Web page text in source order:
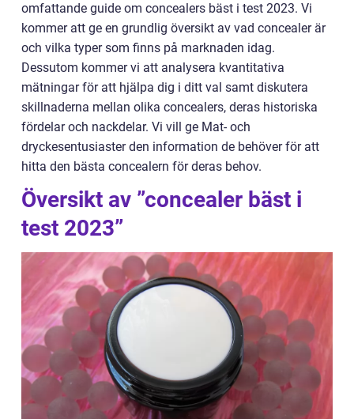
omfattande guide om concealers bäst i test 2023. Vi
kommer att ge en grundlig översikt av vad concealer är
och vilka typer som finns på marknaden idag.
Dessutom kommer vi att analysera kvantitativa
mätningar för att hjälpa dig i ditt val samt diskutera
skillnaderna mellan olika concealers, deras historiska
fördelar och nackdelar. Vi vill ge Mat- och
dryckesentusiaster den information de behöver för att
hitta den bästa concealern för deras behov.
Översikt av ”concealer bäst i
test 2023”